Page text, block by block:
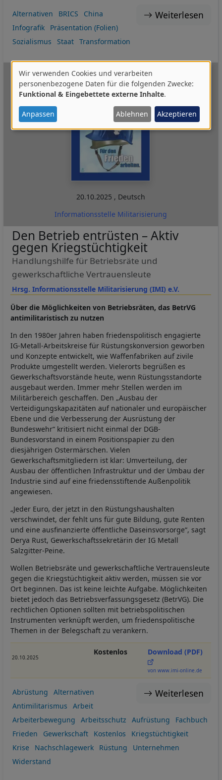
Weiterlesen
Alternativen BRICS
China
Infografik
Präsentation (Folien)
Sozialismus
Staat Transformation
20.10.2025 , Deutsch
Informationsstelle Militarisierung
Hrsg. Informationsstelle Militarisierung (IMI) e.V.
Den Betrieb entrüsten – Aktiv
gegen Kriegstüchtigkeit
Handlungshilfe für Betriebsräte und
gewerkschaftliche Vertrauensleute
Über die Möglichkeiten von Betriebsräten, das BetrVG
antimilitaristisch zu nutzen
In den 1980er Jahren haben friedenspolitisch engagierte
IG-Metall-Arbeitskreise für Rüstungskonversion geworben
und Konzepte entwickelt, wie Waffenfabriken auf zivile
Produkte umgestellt werden. Vielerorts begrüßen es
Gewerkschaftsvorstände heute, wenn Rüstungsstandorte
ausgebaut werden. Immer mehr Stellen werden im
Militärbereich geschaffen. Den „Ausbau der
Verteidigungskapazitäten auf nationaler und europäischer
Ebene und die Verbesserung der Ausrüstung der
Bundeswehr“ kritisiert nicht einmal der DGB-
Bundesvorstand in einem Positionspapier zu den
diesjährigen Ostermärschen. Vielen
Gewerkschaftsmitgliedern ist klar: Umverteilung, der
Ausbau der öffentlichen Infrastruktur und der Umbau der
Industrie sind auf eine friedensstiftende Außenpolitik
angewiesen.
„Jeder Euro, der jetzt in den Rüstungshaushalten
verschwindet, der fehlt uns für gute Bildung, gute Renten
und eine ausfinanzierte öffentliche Daseinsvorsorge“, sagt
Derya Rust, Gewerkschaftssekretärin der IG Metall
Salzgitter-Peine.
Wollen Betriebsräte und gewerkschaftliche Vertrauensleute
gegen die Kriegstüchtigkeit aktiv werden, müssen sie vor
Ort beginnen. Das ist keine leichte Aufgabe. Möglichkeiten
bietet jedoch das Betriebsverfassungsgesetz (BetrVG). Die
rechtlichen Optionen sollten mit betriebspolitischen
Instrumenten verknüpft werden, um friedenspolitische
Themen in der Belegschaft zu verankern.
20.10.2025
Kostenlos Download (PDF)
von www.imi-online.de
Weiterlesen
Abrüstung
Alternativen
Antimilitarismus
Arbeit
Arbeiterbewegung
Arbeitsschutz Aufrüstung
Fachbuch
Frieden
Gewerkschaft Kostenlos
Kriegstüchtigkeit
Krise
Nachschlagewerk Rüstung
Unternehmen
Widerstand
Verwendung
von
personenbezogenen
Daten
Wir verwenden Cookies und verarbeiten
personenbezogene Daten für die folgenden Zwecke:
Funktional & Eingebettete externe Inhalte.
Anpassen Ablehnen Akzeptieren